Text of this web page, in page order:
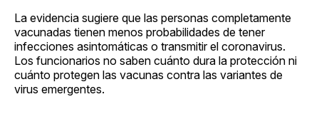
La evidencia sugiere que las personas completamente
vacunadas tienen menos probabilidades de tener
infecciones asintomáticas o transmitir el coronavirus.
Los funcionarios no saben cuánto dura la protección ni
cuánto protegen las vacunas contra las variantes de
virus emergentes.